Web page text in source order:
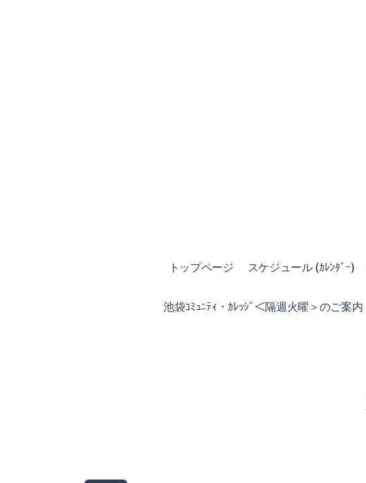
トップページ スケジュール (ｶﾚﾝﾀﾞｰ)
池袋ｺﾐｭﾆﾃｨ・ｶﾚｯｼﾞ＜隔週火曜＞のご案内